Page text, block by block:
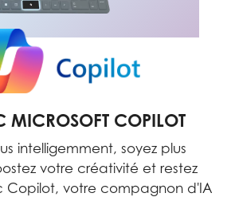
MICROSOFT COPILOT
intelligemment, soyez plus
votre créativité et restez
Copilot, votre compagnon d'IA